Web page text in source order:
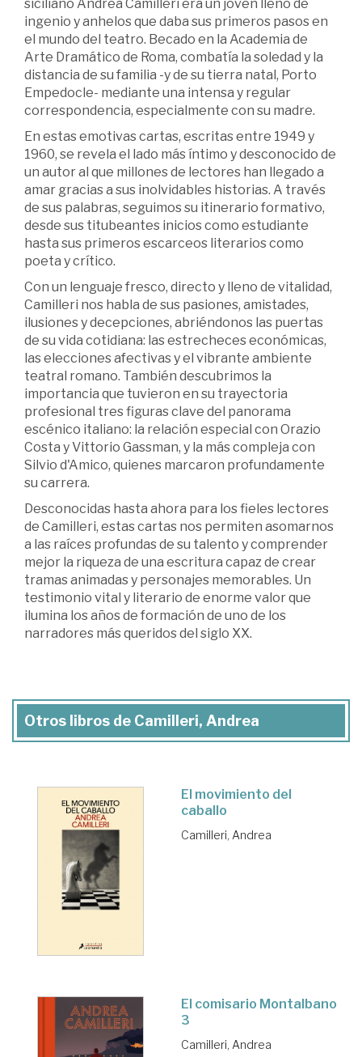
siciliano Andrea Camilleri era un joven lleno de
ingenio y anhelos que daba sus primeros pasos en
el mundo del teatro. Becado en la Academia de
Arte Dramático de Roma, combatía la soledad y la
distancia de su familia -y de su tierra natal, Porto
Empedocle- mediante una intensa y regular
correspondencia, especialmente con su madre.
En estas emotivas cartas, escritas entre 1949 y
1960, se revela el lado más íntimo y desconocido de
un autor al que millones de lectores han llegado a
amar gracias a sus inolvidables historias. A través
de sus palabras, seguimos su itinerario formativo,
desde sus titubeantes inicios como estudiante
hasta sus primeros escarceos literarios como
poeta y crítico.
Con un lenguaje fresco, directo y lleno de vitalidad,
Camilleri nos habla de sus pasiones, amistades,
ilusiones y decepciones, abriéndonos las puertas
de su vida cotidiana: las estrecheces económicas,
las elecciones afectivas y el vibrante ambiente
teatral romano. También descubrimos la
importancia que tuvieron en su trayectoria
profesional tres figuras clave del panorama
escénico italiano: la relación especial con Orazio
Costa y Vittorio Gassman, y la más compleja con
Silvio d'Amico, quienes marcaron profundamente
su carrera.
Desconocidas hasta ahora para los fieles lectores
de Camilleri, estas cartas nos permiten asomarnos
a las raíces profundas de su talento y comprender
mejor la riqueza de una escritura capaz de crear
tramas animadas y personajes memorables. Un
testimonio vital y literario de enorme valor que
ilumina los años de formación de uno de los
narradores más queridos del siglo XX.
Otros libros de Camilleri, Andrea
El movimiento del
caballo
Camilleri, Andrea
El comisario Montalbano
3
Camilleri, Andrea